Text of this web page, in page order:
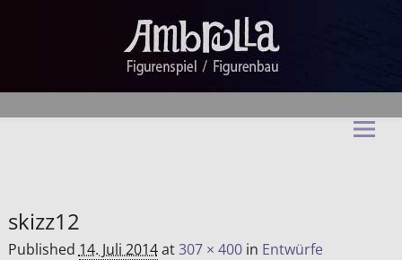
skizz12
Published 14. Juli 2014at307 × 400in Entwürfe